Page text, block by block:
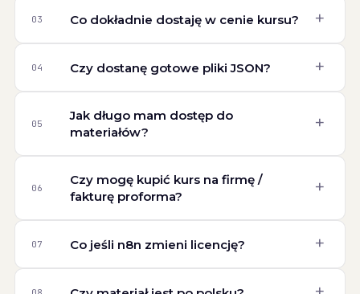
03 Co dokładnie dostaję w cenie kursu? +
04 Czy dostanę gotowe pliki JSON? +
05
Jak długo mam dostęp do
materiałów?
+
06
Czy mogę kupić kurs na firmę /
fakturę proforma?
+
07 Co jeśli n8n zmieni licencję? +